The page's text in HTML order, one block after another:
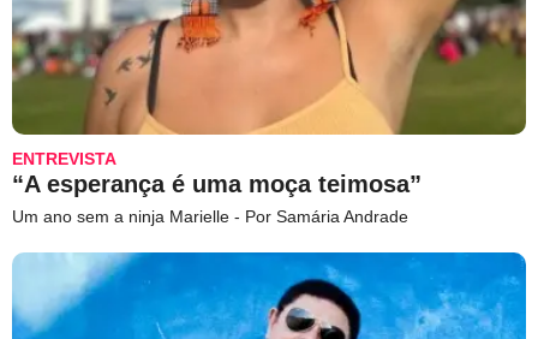
ENTREVISTA
“A esperança é uma moça teimosa”
Um ano sem a ninja Marielle - Por Samária Andrade